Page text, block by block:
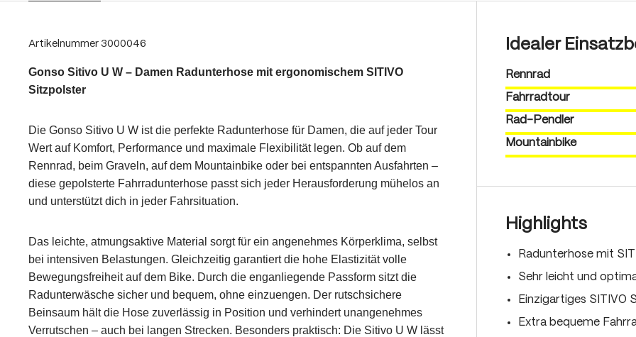
Artikelnummer 3000046
Gonso Sitivo U W – Damen Radunterhose mit ergonomischem SITIVO
Sitzpolster
Die Gonso Sitivo U W ist die perfekte Radunterhose für Damen, die auf jeder Tour
Wert auf Komfort, Performance und maximale Flexibilität legen. Ob auf dem
Rennrad, beim Graveln, auf dem Mountainbike oder bei entspannten Ausfahrten –
diese gepolsterte Fahrradunterhose passt sich jeder Herausforderung mühelos an
und unterstützt dich in jeder Fahrsituation.
Das leichte, atmungsaktive Material sorgt für ein angenehmes Körperklima, selbst
bei intensiven Belastungen. Gleichzeitig garantiert die hohe Elastizität volle
Bewegungsfreiheit auf dem Bike. Durch die enganliegende Passform sitzt die
Radunterwäsche sicher und bequem, ohne einzuengen. Der rutschsichere
Beinsaum hält die Hose zuverlässig in Position und verhindert unangenehmes
Verrutschen – auch bei langen Strecken. Besonders praktisch: Die Sitivo U W lässt
Idealer
Rennrad
Fahrradtour
Rad-Pendler
Mountainbike
Highlights
Radunterhose mit
Sehr leicht und
Einzigartiges
Extra bequeme